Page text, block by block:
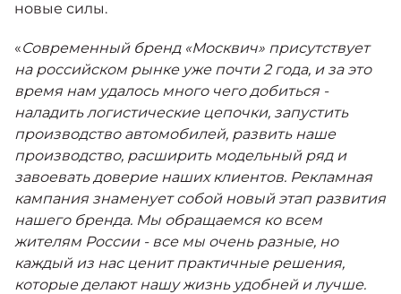
новые силы.
«Современный бренд «Москвич» присутствует
на российском рынке уже почти 2 года, и за это
время нам удалось много чего добиться -
наладить логистические цепочки, запустить
производство автомобилей, развить наше
производство, расширить модельный ряд и
завоевать доверие наших клиентов. Рекламная
кампания знаменует собой новый этап развития
нашего бренда. Мы обращаемся ко всем
жителям России - все мы очень разные, но
каждый из нас ценит практичные решения,
которые делают нашу жизнь удобней и лучше.